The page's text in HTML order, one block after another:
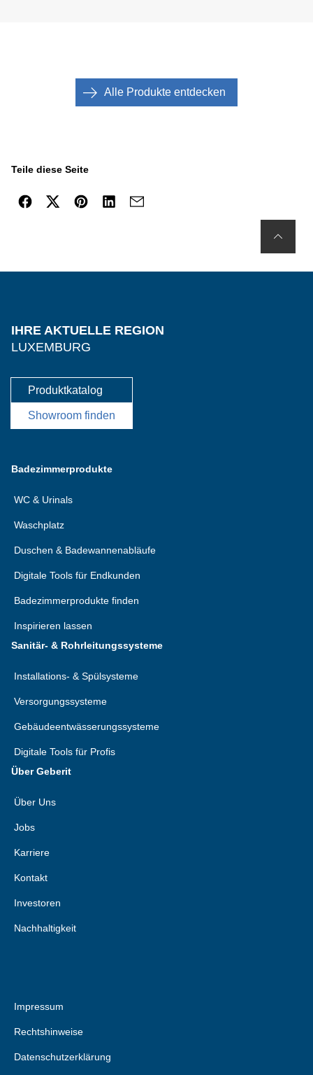
Alle Produkte entdecken
Teile diese Seite
IHRE AKTUELLE REGION
LUXEMBURG
Produktkatalog
Showroom finden
Badezimmerprodukte
WC & Urinals
Waschplatz
Duschen & Badewannenabläufe
Digitale Tools für Endkunden
Badezimmerprodukte finden
Inspirieren lassen
Sanitär- & Rohrleitungssysteme
Installations- & Spülsysteme
Versorgungssysteme
Gebäudeentwässerungssysteme
Digitale Tools für Profis
Über Geberit
Über Uns
Jobs
Karriere
Kontakt
Investoren
Nachhaltigkeit
Impressum
Rechtshinweise
Datenschutzerklärung